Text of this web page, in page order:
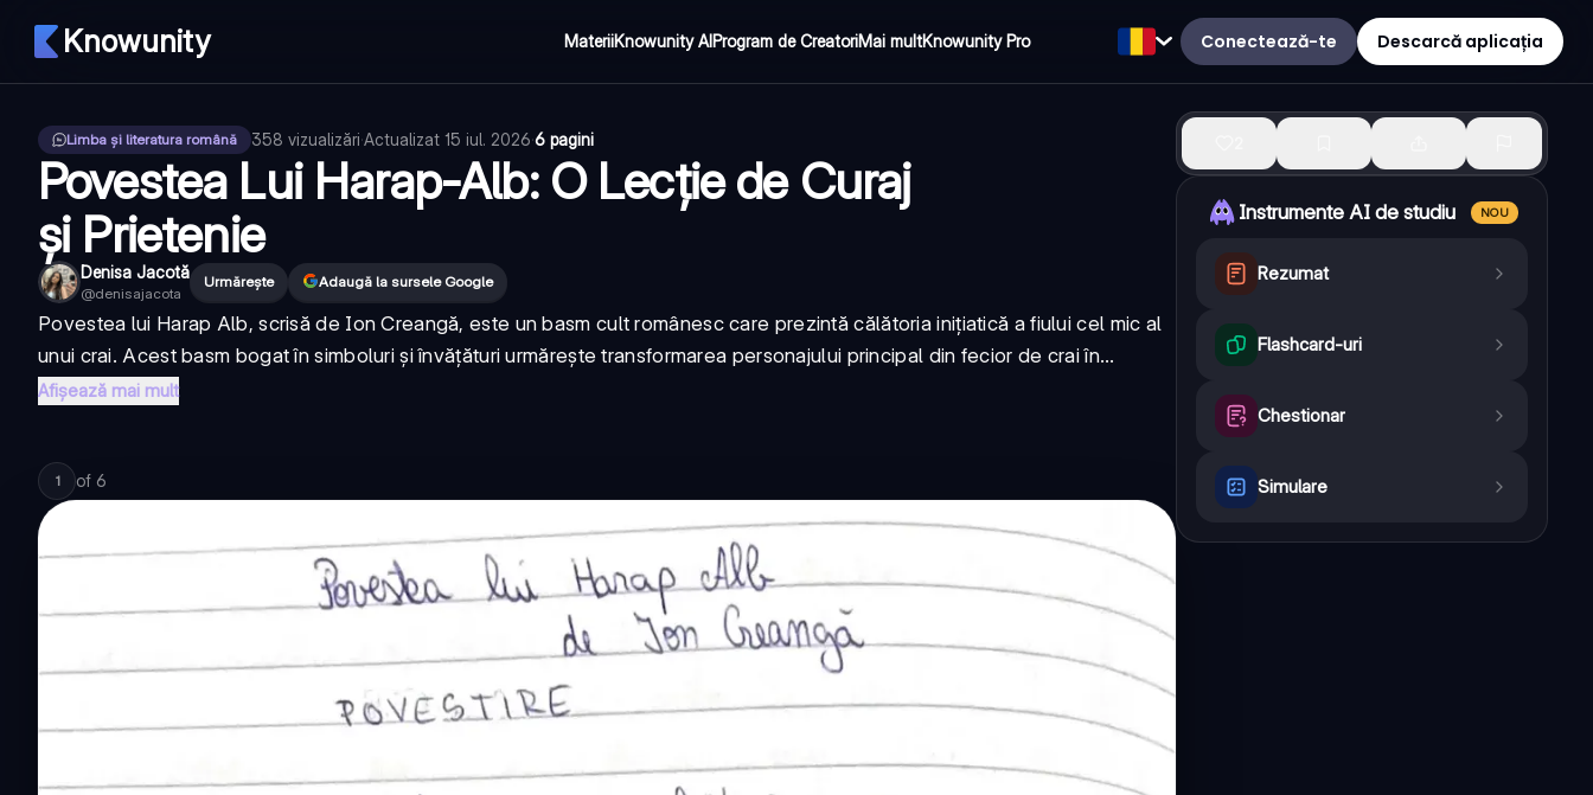
Knowunity MateriiKnowunity AIProgram de CreatoriMai multKnowunity Pro Conectează-te Descarcă aplicația
Limba și literatura română 358 vizualizări·Actualizat 15 iul. 2026·6 pagini
Povestea Lui Harap-Alb: O Lecție de Curaj
și Prietenie
Denisa Jacotă
@denisajacota
Urmărește Adaugă la sursele Google
Povestea lui Harap Alb, scrisă de Ion Creangă, este un basm cult românesc care prezintă călătoria inițiatică a fiului cel mic al
unui crai. Acest basm bogat în simboluri și învățături urmărește transformarea personajului principal din fecior de crai în...
Afișează mai mult
1 of 6
Instrumente AI de studiu NOU
Rezumat
Flashcard-uri
Chestionar
Simulare